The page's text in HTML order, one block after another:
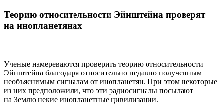
Теорию относительности Эйнштейна проверят
на инопланетянах
Ученые намереваются проверить теорию относительности
Эйнштейна благодаря относительно недавно полученным
необъяснимым сигналам от инопланетян. При этом некоторые
из них предположили, что эти радиосигналы посылают
на Землю некие инопланетные цивилизации.